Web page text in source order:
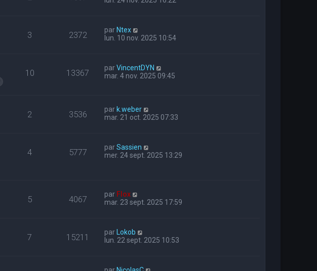
3 2372 par Ntex
lun. 10 nov. 2025 10:54
10 13367 parVincentDYN
mar. 4 nov. 2025 09:45
2 3536 par k.weber
mar. 21 oct. 2025 07:33
4 5777 parSassien
mer. 24 sept. 2025 13:29
5 4067 par Flox
mar. 23 sept. 2025 17:59
7 15211 par
Lokob
lun. 22 sept. 2025 10:53